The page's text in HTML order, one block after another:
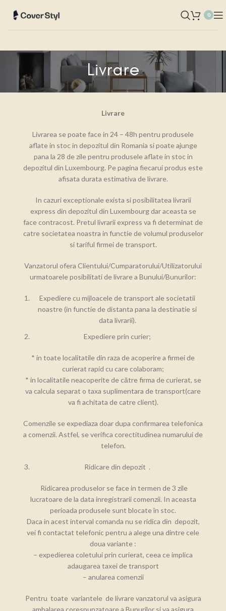
0
Livrare
Livrare
Livrarea se poate face in 24 – 48h pentru produsele
aflate in stoc in depozitul din Romania si poate ajunge
pana la 28 de zile pentru produsele aflate in stoc in
depozitul din Luxembourg. Pe pagina fiecarui produs este
afisata durata estimativa de livrare.
In cazuri exceptionale exista si posibilitatea livrarii
express din depozitul din Luxembourg dar aceasta se
face contracost. Pretul livrarii express va fi determinat de
catre societatea noastra in functie de volumul produselor
si tariful firmei de transport.
Vanzatorul ofera Clientului/Cumparatorului/Utilizatorului
urmatoarele posibilitati de livrare a Bunului/Bunurilor:
Expediere cu mijloacele de transport ale societatii
noastre (in functie de distanta pana la destinatie si
data livrarii).
Expediere prin curier;
* in toate localitatile din raza de acoperire a firmei de
curierat rapid cu care colaboram;
* in localitatile neacoperite de către firma de curierat, se
va calcula separat o taxa suplimentara de transport(care
va fi achitata de catre client).
Comenzile se expediaza doar dupa confirmarea telefonica
a comenzii. Astfel, se verifica corectitudinea numarului de
telefon.
Ridicare din depozit .
Ridicarea produselor se face in termen de 3 zile
lucratoare de la data inregistrarii comenzii. In aceasta
perioada produsele sunt blocate în stoc.
Daca in acest interval comanda nu se ridica din depozit,
vei fi contactat telefonic pentru a alege una dintre cele
doua variante :
– expedierea coletului prin curierat, ceea ce implica
adaugarea taxei de transport
– anularea comenzii
Pentru toate variantele de livrare vanzatorul va asigura
ambalarea corespunzatoare a Bunurilor si va asigura